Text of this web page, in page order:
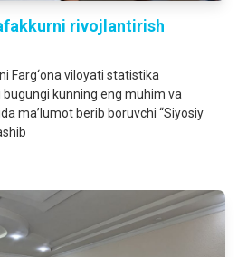
rivojlantirish
Farg‘ona viloyati statistika
kunning eng muhim va
ma’lumot berib boruvchi “Siyosiy